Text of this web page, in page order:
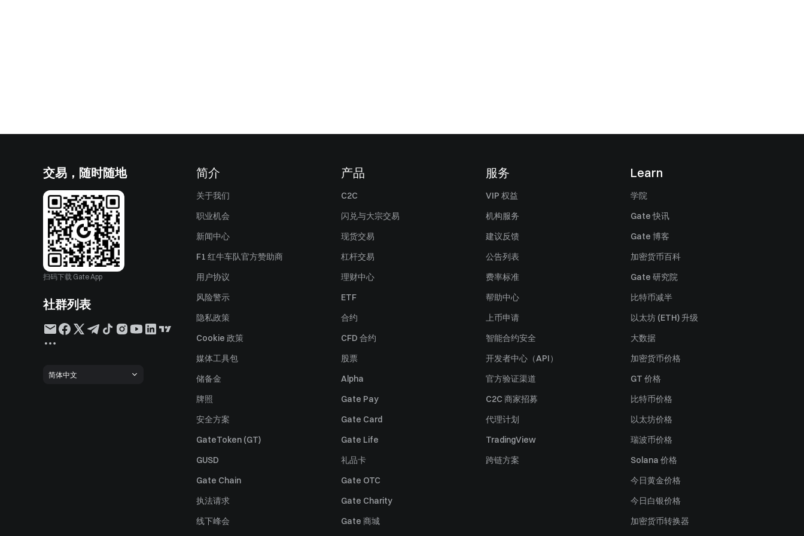
交易，随时随地
扫码下载 Gate App
社群列表
简体中文
简介
关于我们
职业机会
新闻中心
F1 红牛车队官方赞助商
用户协议
风险警示
隐私政策
Cookie 政策
媒体工具包
储备金
牌照
安全方案
GateToken (GT)
GUSD
Gate Chain
执法请求
线下峰会
产品
C2C
闪兑与大宗交易
现货交易
杠杆交易
理财中心
ETF
合约
CFD 合约
股票
Alpha
Gate Pay
Gate Card
Gate Life
礼品卡
Gate OTC
Gate Charity
Gate 商城
服务
VIP 权益
机构服务
建议反馈
公告列表
费率标准
帮助中心
上币申请
智能合约安全
开发者中心（API）
官方验证渠道
C2C 商家招募
代理计划
TradingView
跨链方案
Learn
学院
Gate 快讯
Gate 博客
加密货币百科
Gate 研究院
比特币减半
以太坊 (ETH) 升级
大数据
加密货币价格
GT 价格
比特币价格
以太坊价格
瑞波币价格
Solana 价格
今日黄金价格
今日白银价格
加密货币转换器